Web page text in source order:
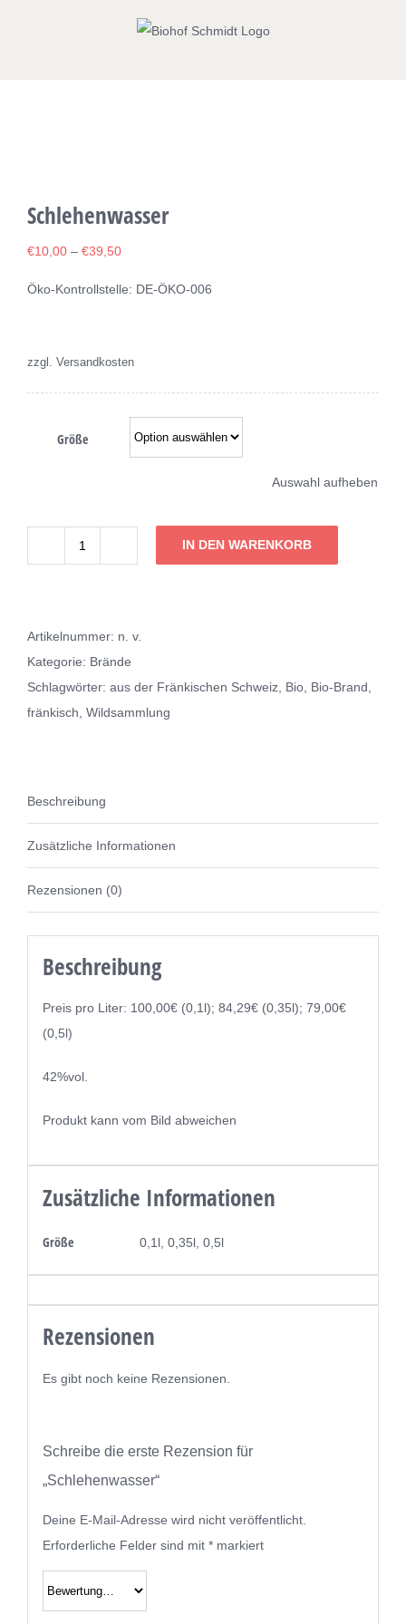
Schlehenwasser
€10,00 – €39,50
Öko-Kontrollstelle: DE-ÖKO-006
zzgl. Versandkosten
Größe
Auswahl aufheben
IN DEN WARENKORB
Artikelnummer: n. v.
Kategorie: Brände
Schlagwörter: aus der Fränkischen Schweiz Bio Bio-Brand
fränkisch Wildsammlung
Beschreibung
Zusätzliche Informationen
Rezensionen (0)
Beschreibung
Preis pro Liter: 100,00€ (0,1l); 84,29€ (0,35l); 79,00€
(0,5l)
42%vol.
Produkt kann vom Bild abweichen
Zusätzliche Informationen
Größe 0,1l, 0,35l, 0,5l
Rezensionen
Es gibt noch keine Rezensionen.
Schreibe die erste Rezension für
„Schlehenwasser“
Deine E-Mail-Adresse wird nicht veröffentlicht.
Erforderliche Felder sind mit *markiert